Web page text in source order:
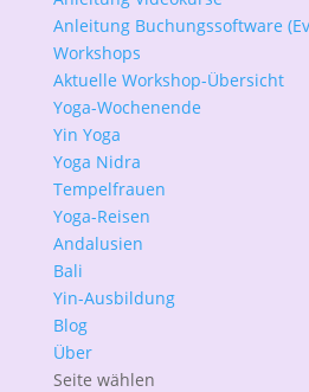
Anleitung Buchungssoftware
Workshops
Aktuelle Workshop-Übersicht
Yoga-Wochenende
Yin Yoga
Yoga Nidra
Tempelfrauen
Yoga-Reisen
Andalusien
Bali
Yin-Ausbildung
Blog
Über
Seite wählen